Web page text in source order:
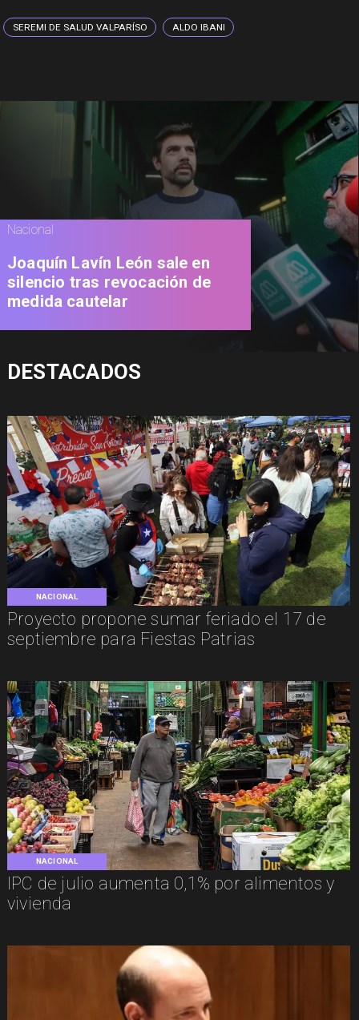
SEREMI DE SALUD VALPARÍSO ALDO IBANI
NACIONAL
Proyecto propone sumar feriado el 17 de
septiembre para Fiestas Patrias
NACIONAL
IPC de julio aumenta 0,1% por alimentos y
vivienda
Nacional
Joaquín Lavín León sale en
silencio tras revocación de
medida cautelar
DESTACADOS